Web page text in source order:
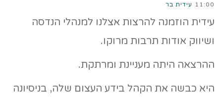
11:00 עידית בר
עידית הוזמנה להרצות אצלנו למנהלי הנדסה
ושיווק אודות תרבות מרוקו.
ההרצאה היתה מעניינת ומרתקת.
היא כבשה את הקהל בידע העצום שלה, בניסיונה